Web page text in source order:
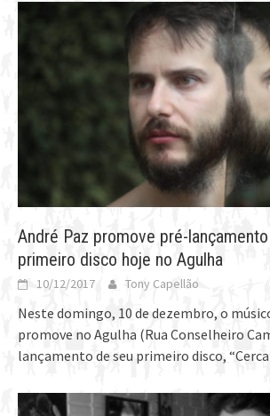
André Paz promove pré-
primeiro disco hoje no Agulha
10/12/2017 Tony Capellão
Neste domingo, 10 de dezembro, o
promove no Agulha (Rua Conselheiro
lançamento de seu primeiro disco,